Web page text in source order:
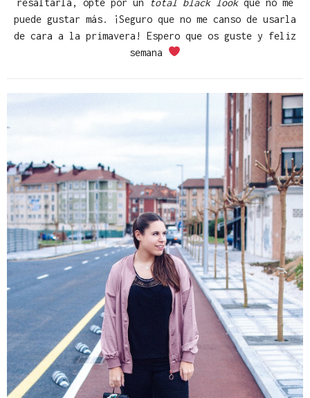
puede gustar más. ¡Seguro que no me canso de usarla
de cara a la primavera! Espero que os guste y feliz
semana